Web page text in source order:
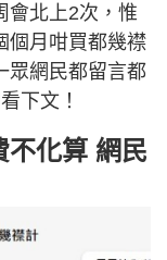
會北上2次，惟
個月咁買都幾襟
眾網民都留言都
下文！
不化算 網民